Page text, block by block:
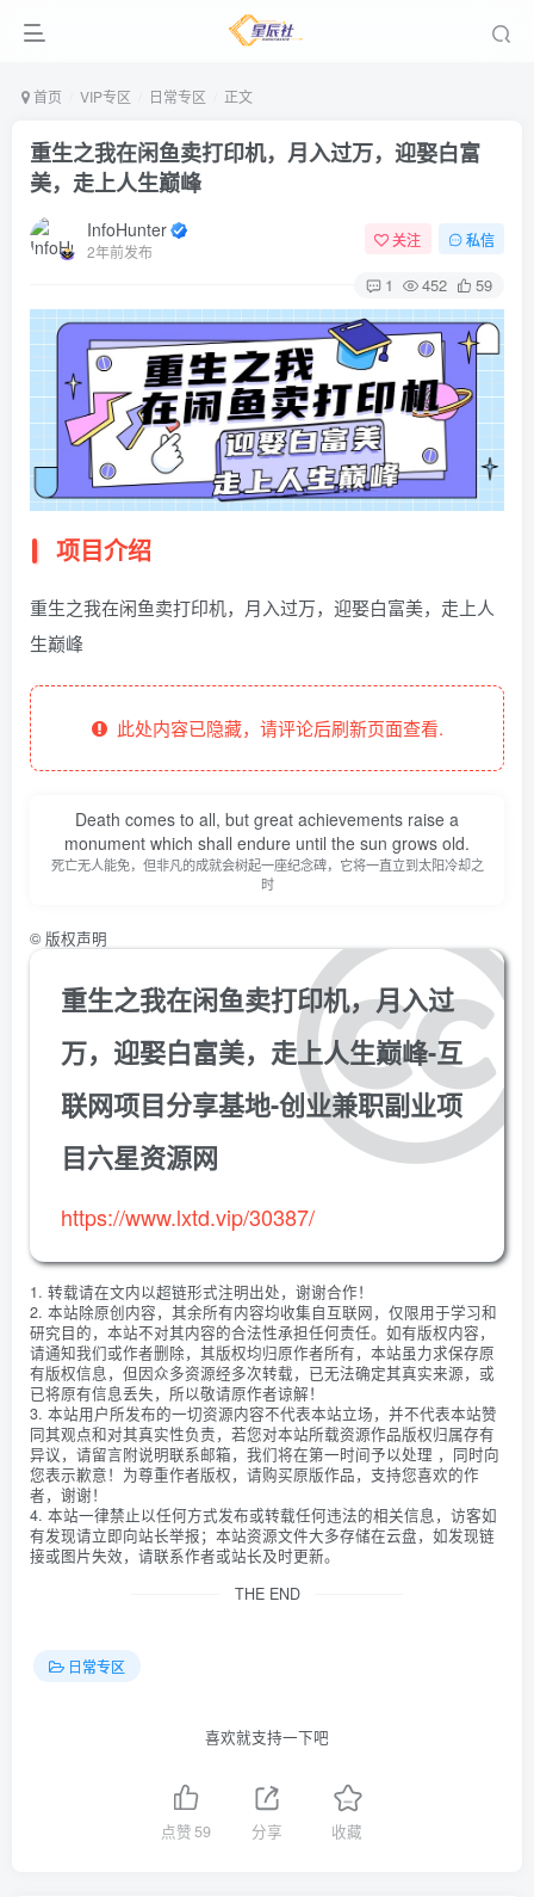
首页 VIP专区 日常专区 正文
重生之我在闲鱼卖打印机，月入过万，迎娶白富
美，走上人生巅峰
InfoHunter
2年前发布
关注 私信
1 452 59
项目介绍
重生之我在闲鱼卖打印机，月入过万，迎娶白富美，走上人
生巅峰
此处内容已隐藏，请评论后刷新页面查看.
Death comes to all, but great achievements raise a
monument which shall endure until the sun grows old.
死亡无人能免，但非凡的成就会树起一座纪念碑，它将一直立到太阳冷却之
时
© 版权声明
重生之我在闲鱼卖打印机，月入过
万，迎娶白富美，走上人生巅峰-互
联网项目分享基地-创业兼职副业项
目六星资源网
https://www.lxtd.vip/30387/
1. 转载请在文内以超链形式注明出处，谢谢合作！
2. 本站除原创内容，其余所有内容均收集自互联网，仅限用于学习和
研究目的，本站不对其内容的合法性承担任何责任。如有版权内容，
请通知我们或作者删除，其版权均归原作者所有，本站虽力求保存原
有版权信息，但因众多资源经多次转载，已无法确定其真实来源，或
已将原有信息丢失，所以敬请原作者谅解！
3. 本站用户所发布的一切资源内容不代表本站立场，并不代表本站赞
同其观点和对其真实性负责，若您对本站所载资源作品版权归属存有
异议，请留言附说明联系邮箱，我们将在第一时间予以处理 ，同时向
您表示歉意！为尊重作者版权，请购买原版作品，支持您喜欢的作
者，谢谢！
4. 本站一律禁止以任何方式发布或转载任何违法的相关信息，访客如
有发现请立即向站长举报；本站资源文件大多存储在云盘，如发现链
接或图片失效，请联系作者或站长及时更新。
THE END
日常专区
喜欢就支持一下吧
点赞 59 分享 收藏